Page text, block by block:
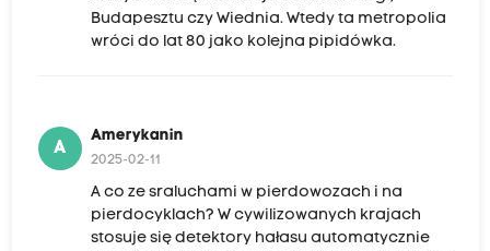
Budapesztu czy Wiednia. Wtedy ta metropolia
wróci do lat 80 jako kolejna pipidówka.
A
Amerykanin
2025-02-11
A co ze sraluchami w pierdowozach i na
pierdocyklach? W cywilizowanych krajach
stosuje się detektory hałasu automatycznie